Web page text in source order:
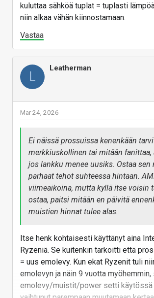
kuluttaa sähköä tuplat = tuplasti
niin alkaa vähän kiinnostamaan.
Vastaa
L
Leatherman
Mar 24, 2026
Ei näissä prossuissa kenenkään
merkkiuskollinen tai mitään fanittaa,
jos lankku menee uusiks. Ostaa sen
parhaat tehot suhteessa hintaan.
viimeaikoina, mutta kyllä itse voisin
ostaa, paitsi mitään en päivitä
muistien hinnat tulee alas.
Itse henk kohtaisesti käyttänyt aina
Ryzeniä. Se kuitenkin tarkoitti että
= uus emolevy. Kun ekat Ryzenit tuli
emolevyn ja näin 9 vuotta
emolevy/muistit/power setti käytössä